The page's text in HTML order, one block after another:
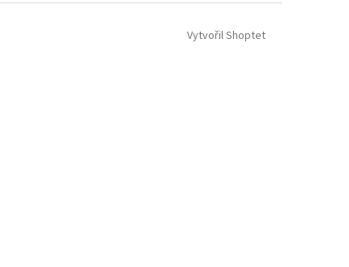
Vytvořil Shoptet